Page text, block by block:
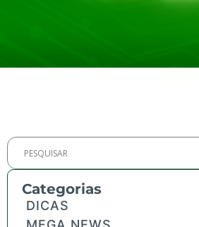
Categorias
DICAS